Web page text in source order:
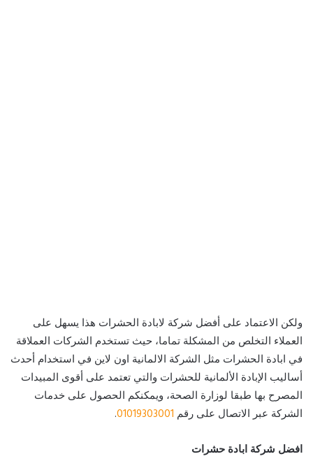
ولكن الاعتماد على أفضل شركة لابادة الحشرات هذا يسهل على
العملاء التخلص من المشكلة تماما، حيث تستخدم الشركات العملاقة
في ابادة الحشرات مثل الشركة الالمانية اون لاين في استخدام أحدث
أساليب الإبادة الألمانية للحشرات والتي تعتمد على أقوى المبيدات
المصرح بها طبقا لوزارة الصحة، ويمكنكم الحصول على خدمات
الشركة عبر الاتصال على رقم 01019303001
.
افضل شركة ابادة حشرات